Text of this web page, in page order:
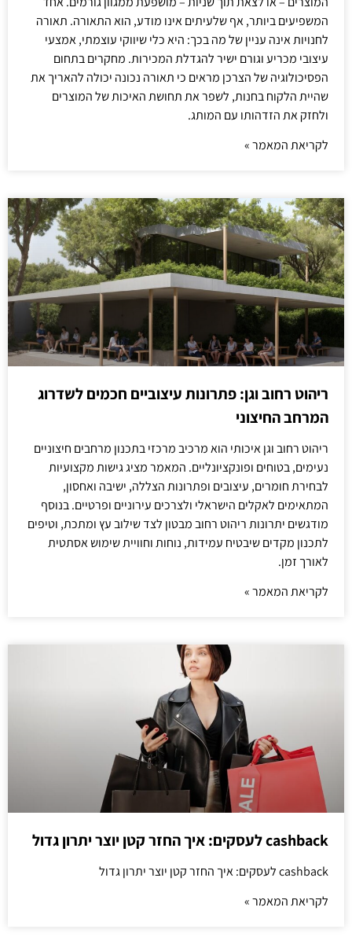
המשפיעים ביותר, אף שלעיתים אינו מודע, הוא התאורה. תאורה
לחנויות אינה עניין של מה בכך: היא כלי שיווקי עוצמתי, אמצעי
עיצובי מכריע וגורם ישיר להגדלת המכירות. מחקרים בתחום
הפסיכולוגיה של הצרכן מראים כי תאורה נכונה יכולה להאריך את
שהיית הלקוח בחנות, לשפר את תחושת האיכות של המוצרים
ולחזק את הזדהותו עם המותג.
לקריאת המאמר »
ריהוט רחוב וגן: פתרונות עיצוביים חכמים לשדרוג
המרחב החיצוני
ריהוט רחוב וגן איכותי הוא מרכיב מרכזי בתכנון מרחבים חיצוניים
נעימים, בטוחים ופונקציונליים. המאמר מציג גישות מקצועיות
לבחירת חומרים, עיצובים ופתרונות הצללה, ישיבה ואחסון,
המתאימים לאקלים הישראלי ולצרכים עירוניים ופרטיים. בנוסף
מודגשים יתרונות ריהוט רחוב מבטון לצד שילוב עץ ומתכת, וטיפים
לתכנון מקדים שיבטיח עמידות, נוחות וחוויית שימוש אסתטית
לאורך זמן.
לקריאת המאמר »
cashback לעסקים: איך החזר קטן יוצר יתרון גדול
cashback לעסקים: איך החזר קטן יוצר יתרון גדול
לקריאת המאמר »